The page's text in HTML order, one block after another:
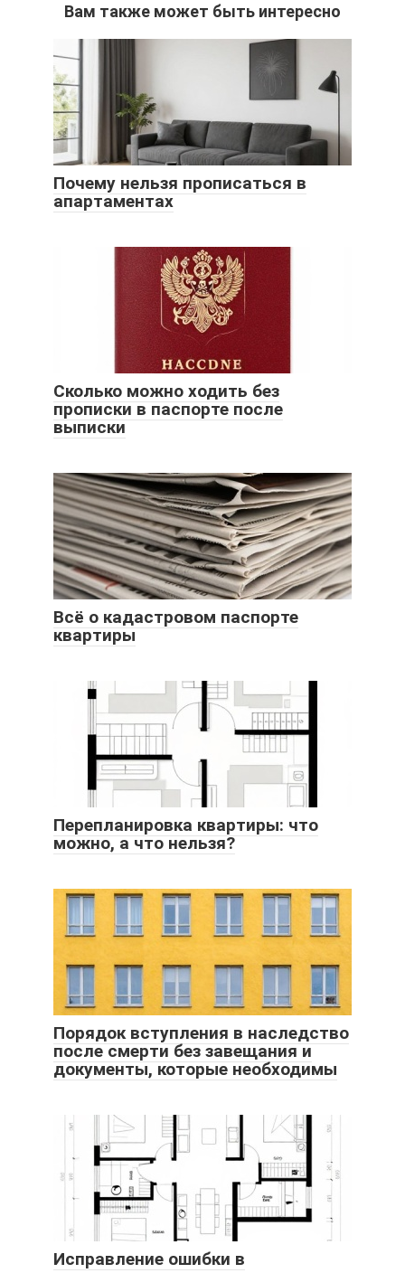
Вам также может быть интересно
Почему нельзя прописаться в
апартаментах
Сколько можно ходить без
прописки в паспорте после
выписки
Всё о кадастровом паспорте
квартиры
Перепланировка квартиры: что
можно, а что нельзя?
Порядок вступления в наследство
после смерти без завещания и
документы, которые необходимы
Исправление ошибки в